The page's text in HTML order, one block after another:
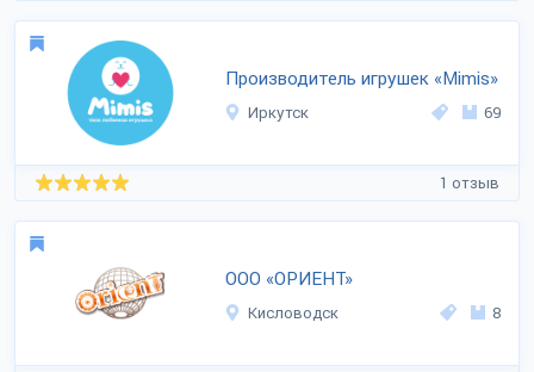
Производитель игрушек «Mimis»
Иркутск 69
1 отзыв
ООО «ОРИЕНТ»
Кисловодск 8